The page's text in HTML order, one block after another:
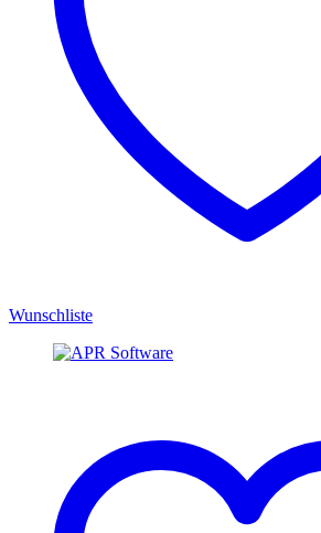
Wunschliste